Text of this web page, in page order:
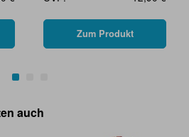
Zum Produkt
auch